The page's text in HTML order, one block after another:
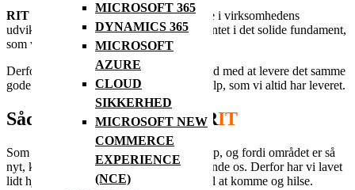
MICROSOFT 365
DYNAMICS 365
MICROSOFT
AZURE
CLOUD
SIKKERHED
MICROSOFT NEW
COMMERCE
EXPERIENCE
(NCE)
RIT er blevet til for at markere en ny fase i virksomhedens
udvikling, men vi har stadig fødderne plantet i det solide fundament,
som virksomheden blev bygget på.
Derfor kan I også forvente, at vi bliver ved med at levere det samme
gode resultat, når I har brug for vores hjælp, som vi altid har leveret.
Sådan finder du det nyeRIT
Som sagt er vi flyttet til Officelab i Lystrup, og fordi området er så
nyt, kan det godt være en udfordring at finde os. Derfor har vi lavet
lidt hjælp til at finde os, hvis du har lyst til at komme og hilse.